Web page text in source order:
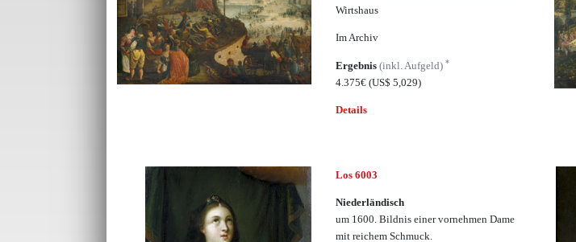
Wirtshaus
Im Archiv
Ergebnis(inkl. Aufgeld)*
4.375€(US$ 5,029)
Details
Los 6003
Niederländisch
um 1600. Bildnis einer vornehmen Dame
mit reichem Schmuck.